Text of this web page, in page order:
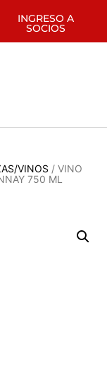
INGRESO A
SOCIOS
VINOS / VINO
750 ML